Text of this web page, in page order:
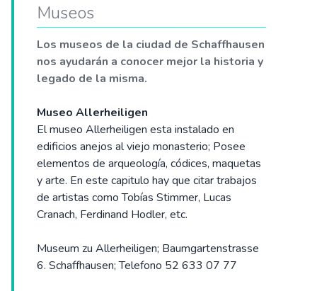
Museos
Los museos de la ciudad de Schaffhausen
nos ayudarán a conocer mejor la historia y
legado de la misma.
Museo Allerheiligen
El museo Allerheiligen esta instalado en
edificios anejos al viejo monasterio; Posee
elementos de arqueología, códices, maquetas
y arte. En este capitulo hay que citar trabajos
de artistas como Tobías Stimmer, Lucas
Cranach, Ferdinand Hodler, etc.
Museum zu Allerheiligen; Baumgartenstrasse
6. Schaffhausen; Telefono 52 633 07 77